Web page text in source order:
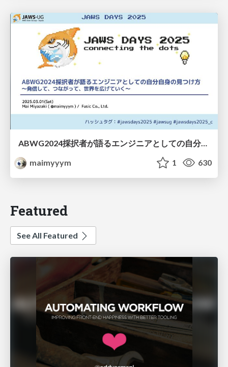
ABWG2024採択者が語るエンジニアとしての自分自身の見つけ方〜発信して、つながって、世界を広げていく〜
maimyyym
1 630
Featured
See All Featured